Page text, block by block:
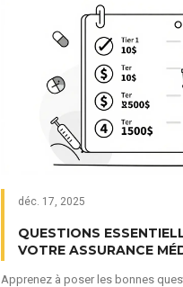
déc. 17, 2025
QUESTIONS
VOTRE ASSURANCE
Apprenez à poser les bonnes